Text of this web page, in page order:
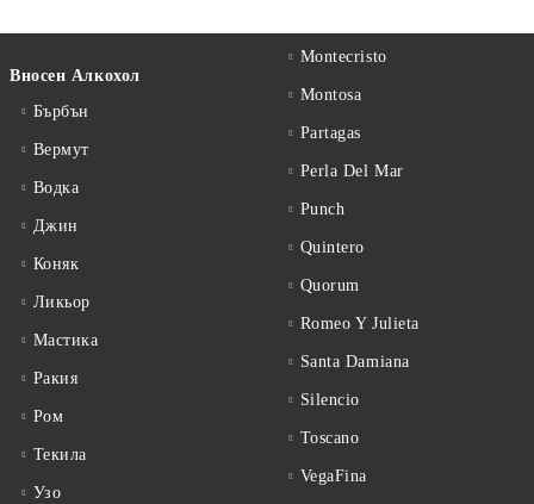
Вносен Алкохол
Бърбън
Вермут
Водка
Джин
Коняк
Ликьор
Мастика
Ракия
Ром
Текила
Узо
Montecristo
Montosa
Partagas
Perla Del Mar
Punch
Quintero
Quorum
Romeo Y Julieta
Santa Damiana
Silencio
Toscano
VegaFina